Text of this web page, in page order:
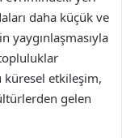
daha küçük ve
yaygınlaşmasıyla
küresel etkileşim,
gelen